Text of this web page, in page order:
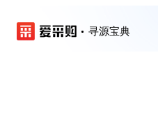
寻源宝典